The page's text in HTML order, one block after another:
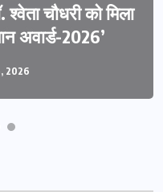
चौधरी को मिला
अवार्ड-2026’
2026